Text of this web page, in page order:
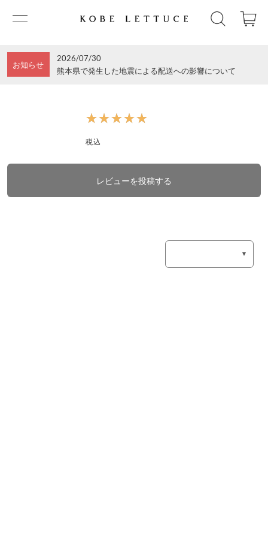
お知らせ
2026/07/30
熊本県で発生した地震による配送への影響について
★★★★★
★★★★★
税込
レビューを投稿する